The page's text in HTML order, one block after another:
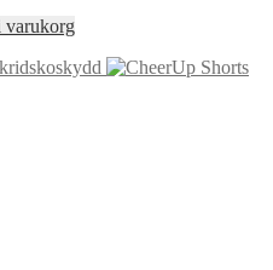
De
alternativen